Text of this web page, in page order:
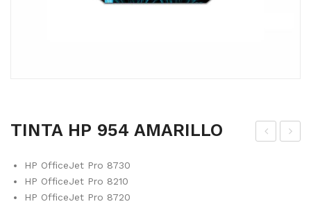
TINTA HP 954 AMARILLO
HP OfficeJet Pro 8730
HP OfficeJet Pro 8210
HP OfficeJet Pro 8720